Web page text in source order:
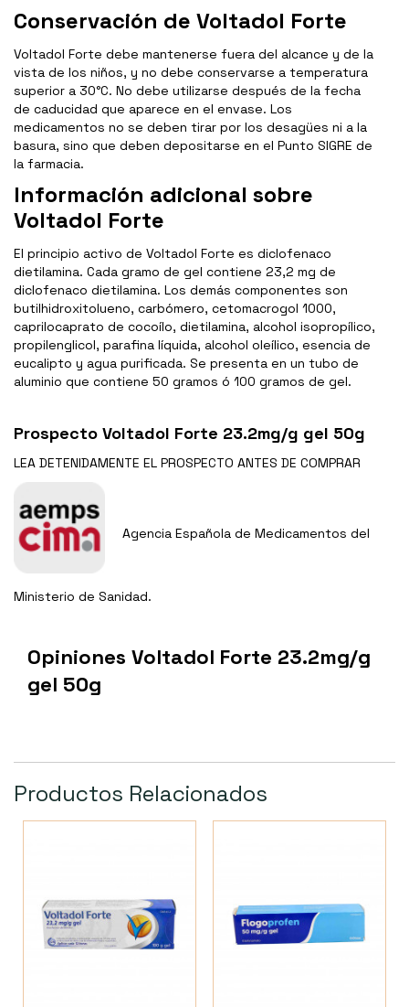
Conservación de Voltadol Forte
Voltadol Forte debe mantenerse fuera del alcance y de la
vista de los niños, y no debe conservarse a temperatura
superior a 30°C. No debe utilizarse después de la fecha
de caducidad que aparece en el envase. Los
medicamentos no se deben tirar por los desagües ni a la
basura, sino que deben depositarse en el Punto SIGRE de
la farmacia.
Información adicional sobre
Voltadol Forte
El principio activo de Voltadol Forte es diclofenaco
dietilamina. Cada gramo de gel contiene 23,2 mg de
diclofenaco dietilamina. Los demás componentes son
butilhidroxitolueno, carbómero, cetomacrogol 1000,
caprilocaprato de cocoílo, dietilamina, alcohol isopropílico,
propilenglicol, parafina líquida, alcohol oleílico, esencia de
eucalipto y agua purificada. Se presenta en un tubo de
aluminio que contiene 50 gramos ó 100 gramos de gel.
Prospecto Voltadol Forte 23.2mg/g gel 50g
LEA DETENIDAMENTE EL PROSPECTO ANTES DE COMPRAR
Agencia Española de Medicamentos del
Ministerio de Sanidad.
Opiniones Voltadol Forte 23.2mg/g
gel 50g
Productos Relacionados